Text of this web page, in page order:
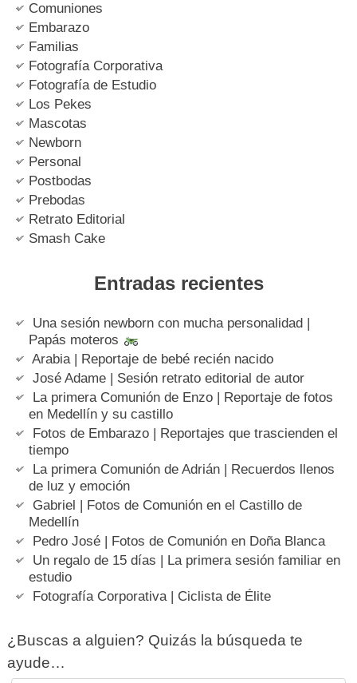
Comuniones
Embarazo
Familias
Fotografía Corporativa
Fotografía de Estudio
Los Pekes
Mascotas
Newborn
Personal
Postbodas
Prebodas
Retrato Editorial
Smash Cake
Entradas recientes
Una sesión newborn con mucha personalidad |
Papás moteros
Arabia | Reportaje de bebé recién nacido
José Adame | Sesión retrato editorial de autor
La primera Comunión de Enzo | Reportaje de fotos
en Medellín y su castillo
Fotos de Embarazo | Reportajes que trascienden el
tiempo
La primera Comunión de Adrián | Recuerdos llenos
de luz y emoción
Gabriel | Fotos de Comunión en el Castillo de
Medellín
Pedro José | Fotos de Comunión en Doña Blanca
Un regalo de 15 días | La primera sesión familiar en
estudio
Fotografía Corporativa | Ciclista de Élite
¿Buscas a alguien? Quizás la búsqueda te
ayude…